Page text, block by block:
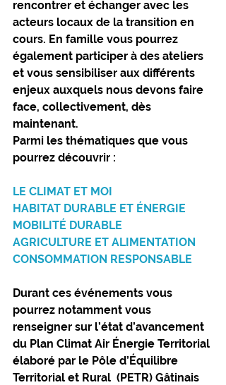
rencontrer et échanger avec les
acteurs locaux de la transition en
cours. En famille vous pourrez
également participer à des ateliers
et vous sensibiliser aux différents
enjeux auxquels nous devons faire
face, collectivement, dès
maintenant.
Parmi les thématiques que vous
pourrez découvrir :
LE CLIMAT ET MOI
HABITAT DURABLE ET ÉNERGIE
MOBILITÉ DURABLE
AGRICULTURE ET ALIMENTATION
CONSOMMATION RESPONSABLE
Durant ces événements vous
pourrez notamment vous
renseigner sur l’état d’avancement
du Plan Climat Air Énergie Territorial
élaboré par le Pôle d’Équilibre
Territorial et Rural  (PETR) Gâtinais